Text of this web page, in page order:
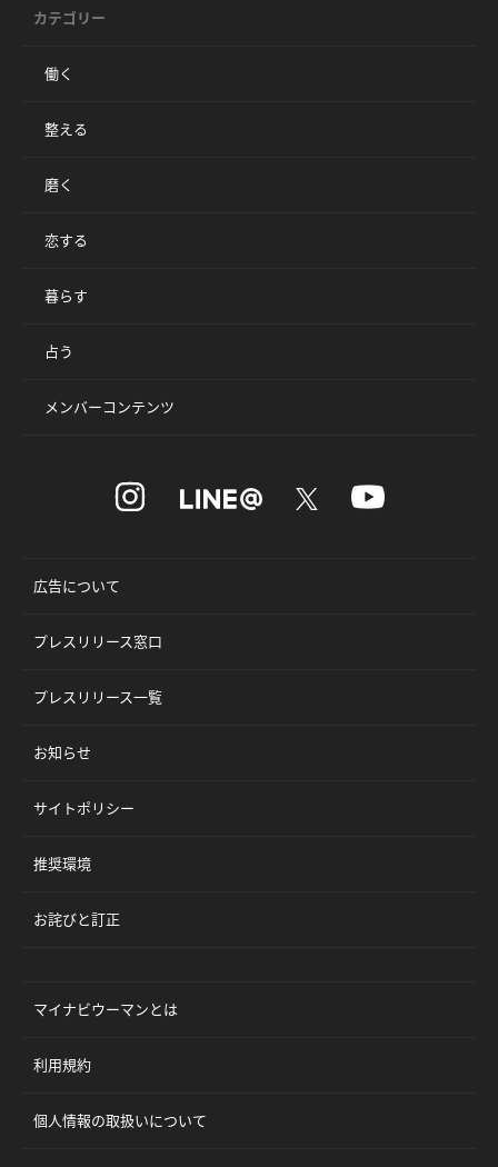
カテゴリー
働く
整える
磨く
恋する
暮らす
占う
メンバーコンテンツ
広告について
プレスリリース窓口
プレスリリース一覧
お知らせ
サイトポリシー
推奨環境
お詫びと訂正
マイナビウーマンとは
利用規約
個人情報の取扱いについて